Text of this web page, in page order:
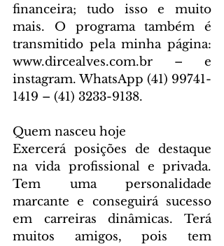
financeira; tudo isso e muito
mais. O programa também é
transmitido pela minha página:
www.dircealves.com.br – e
instagram. WhatsApp (41) 99741-
1419 – (41) 3233-9138.
Quem nasceu hoje
Exercerá posições de destaque
na vida profissional e privada.
Tem uma personalidade
marcante e conseguirá sucesso
em carreiras dinâmicas. Terá
muitos amigos, pois tem